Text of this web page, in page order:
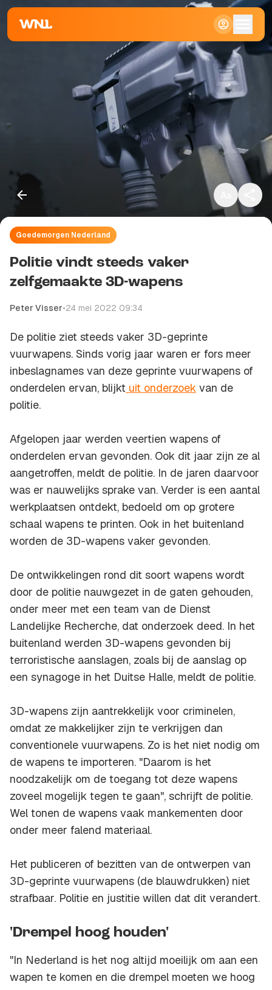
Klein
Standaard
Groot
Goedemorgen Nederland
Politie vindt steeds vaker
zelfgemaakte 3D-wapens
Peter Visser•24 mei 2022 09:34
De politie ziet steeds vaker 3D-geprinte
vuurwapens. Sinds vorig jaar waren er fors meer
inbeslagnames van deze geprinte vuurwapens of
onderdelen ervan, blijkt uit onderzoek van de
politie.
Afgelopen jaar werden veertien wapens of
onderdelen ervan gevonden. Ook dit jaar zijn ze al
aangetroffen, meldt de politie. In de jaren daarvoor
was er nauwelijks sprake van. Verder is een aantal
werkplaatsen ontdekt, bedoeld om op grotere
schaal wapens te printen. Ook in het buitenland
worden de 3D-wapens vaker gevonden.
De ontwikkelingen rond dit soort wapens wordt
door de politie nauwgezet in de gaten gehouden,
onder meer met een team van de Dienst
Landelijke Recherche, dat onderzoek deed. In het
buitenland werden 3D-wapens gevonden bij
terroristische aanslagen, zoals bij de aanslag op
een synagoge in het Duitse Halle, meldt de politie.
3D-wapens zijn aantrekkelijk voor criminelen,
omdat ze makkelijker zijn te verkrijgen dan
conventionele vuurwapens. Zo is het niet nodig om
de wapens te importeren. "Daarom is het
noodzakelijk om de toegang tot deze wapens
zoveel mogelijk tegen te gaan", schrijft de politie.
Wel tonen de wapens vaak mankementen door
onder meer falend materiaal.
Het publiceren of bezitten van de ontwerpen van
3D-geprinte vuurwapens (de blauwdrukken) niet
strafbaar. Politie en justitie willen dat dit verandert.
'Drempel hoog houden'
"In Nederland is het nog altijd moeilijk om aan een
wapen te komen en die drempel moeten we hoog